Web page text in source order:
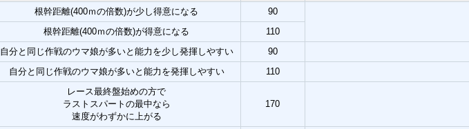
根幹距離(400ｍの倍数)が少し得意になる
90
根幹距離(400ｍの倍数)が得意になる
110
自分と同じ作戦のウマ娘が多いと能力を少し発揮しやすい
90
自分と同じ作戦のウマ娘が多いと能力を発揮しやすい 110
レース最終盤始めの方で
ラストスパートの最中なら
速度がわずかに上がる
170